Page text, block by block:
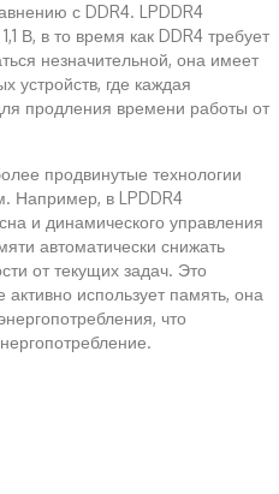
с DDR4. LPDDR4
В, в то время как DDR4 требует
незначительной, она имеет
устройств, где каждая
продления времени работы от
продвинутые технологии
Например, в LPDDR4
и динамического управления
автоматически снижать
от текущих задач. Это
активно использует память, она
что